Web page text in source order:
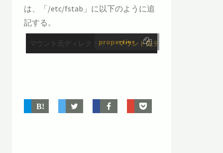
は、「/etc/fstab」に以下のように追
記する。
properties
マウント元ディレクトリ マウント先ディレクトリ  ファ